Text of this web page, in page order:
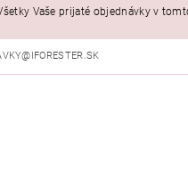
Vaše prijaté objednávky v